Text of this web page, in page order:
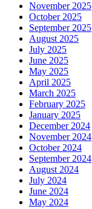
November 2025
October 2025
September 2025
August 2025
July 2025
June 2025
May 2025
April 2025
March 2025
February 2025
January 2025
December 2024
November 2024
October 2024
September 2024
August 2024
July 2024
June 2024
May 2024